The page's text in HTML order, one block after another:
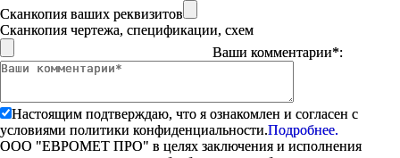
Сканкопия ваших реквизитов
Сканкопия чертежа, спецификации, схем
Ваши комментарии*:
Настоящим подтверждаю, что я ознакомлен и согласен с
условиями политики конфиденциальности.Подробнее.
ООО "ЕВРОМЕТ ПРО" в целях заключения и исполнения